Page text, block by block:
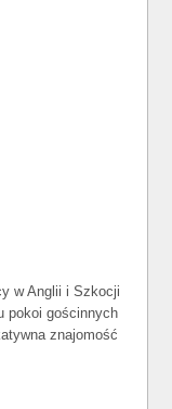
w Anglii i Szkocji
pokoi gościnnych
znajomość